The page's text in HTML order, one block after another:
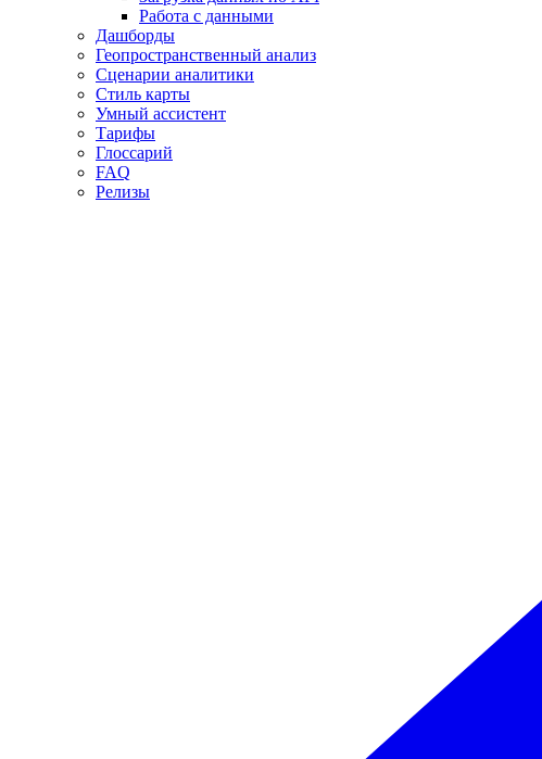
Работа с данными
Дашборды
Геопространственный анализ
Сценарии аналитики
Стиль карты
Умный ассистент
Тарифы
Глоссарий
FAQ
Релизы